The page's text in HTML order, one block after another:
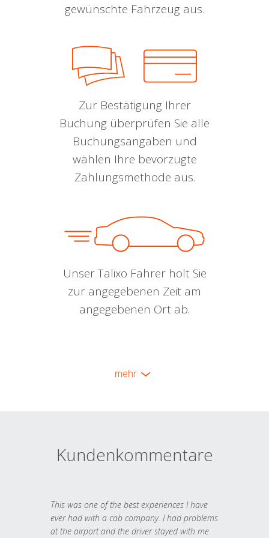
gewünschte Fahrzeug aus.
Zur Bestätigung Ihrer
Buchung überprüfen Sie alle
Buchungsangaben und
wählen Ihre bevorzugte
Zahlungsmethode aus.
Unser Talixo Fahrer holt Sie
zur angegebenen Zeit am
angegebenen Ort ab.
mehr
Kundenkommentare
This was one of the best experiences I have
ever had with a cab company. I had problems
at the airport and the driver stayed with me